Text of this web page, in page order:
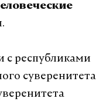
с республиками
суверенитета